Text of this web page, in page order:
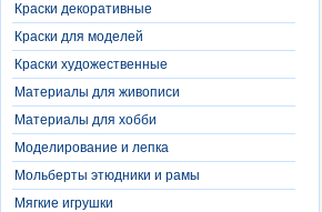
Краски декоративные
Краски для моделей
Краски художественные
Материалы для живописи
Материалы для хобби
Моделирование и лепка
Мольберты этюдники и рамы
Мягкие игрушки